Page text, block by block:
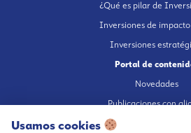
¿Qué es pilar de
Inversiones de
Inversiones
Portal de
Novedades
Publicaciones con
Fundación en
Usamos cookies